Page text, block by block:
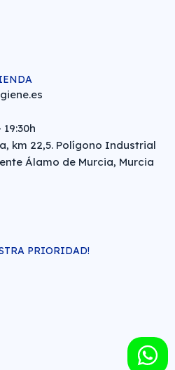
km 22,5. Polígono Industrial
Álamo de Murcia, Murcia
PRIORIDAD!